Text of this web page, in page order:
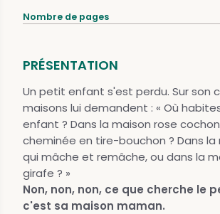
Nombre de pages
PRÉSENTATION
Un petit enfant s'est perdu. Sur son
maisons lui demandent : « Où
enfant ? Dans la maison rose
cheminée en tire-bouchon ? Dans la
qui mâche et remâche, ou dans la
girafe ? »
Non, non, non, ce que cherche le
c'est sa maison maman.